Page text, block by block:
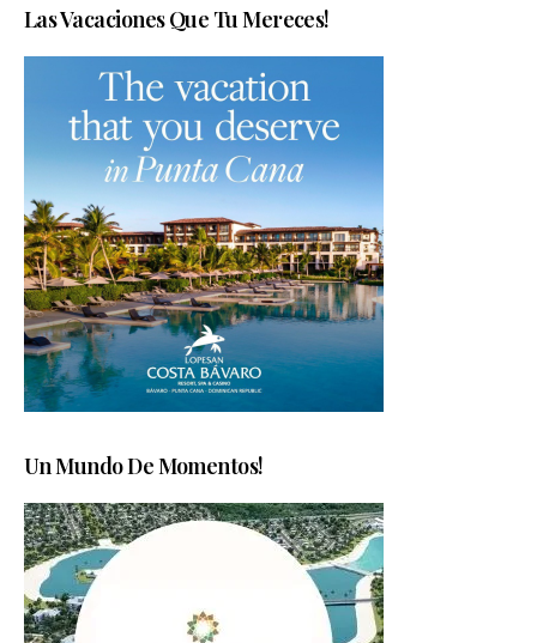
Las Vacaciones Que Tu Mereces!
Un Mundo De Momentos!